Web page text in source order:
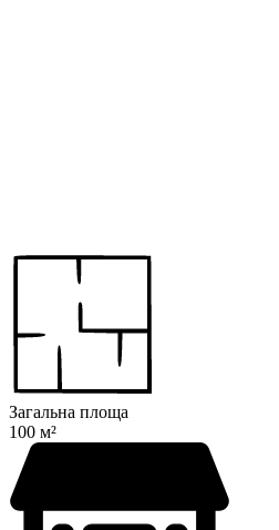
Загальна площа
100 м²